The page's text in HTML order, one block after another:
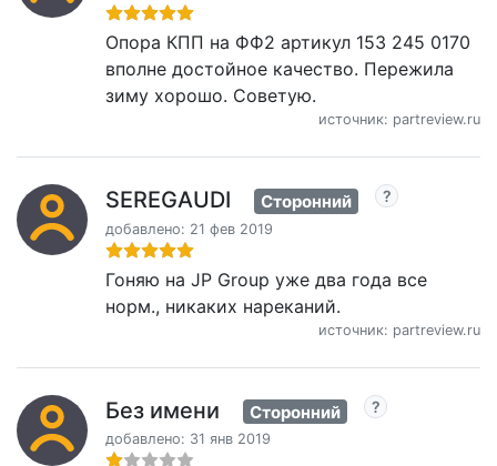
Опора КПП на ФФ2 артикул 153 245 0170
вполне достойное качество. Пережила
зиму хорошо. Советую.
источник: partreview.ru
SEREGAUDI Сторонний
добавлено: 21 фев 2019
Гоняю на JP Group уже два года все
норм., никаких нареканий.
источник: partreview.ru
Без имени Сторонний
добавлено: 31 янв 2019